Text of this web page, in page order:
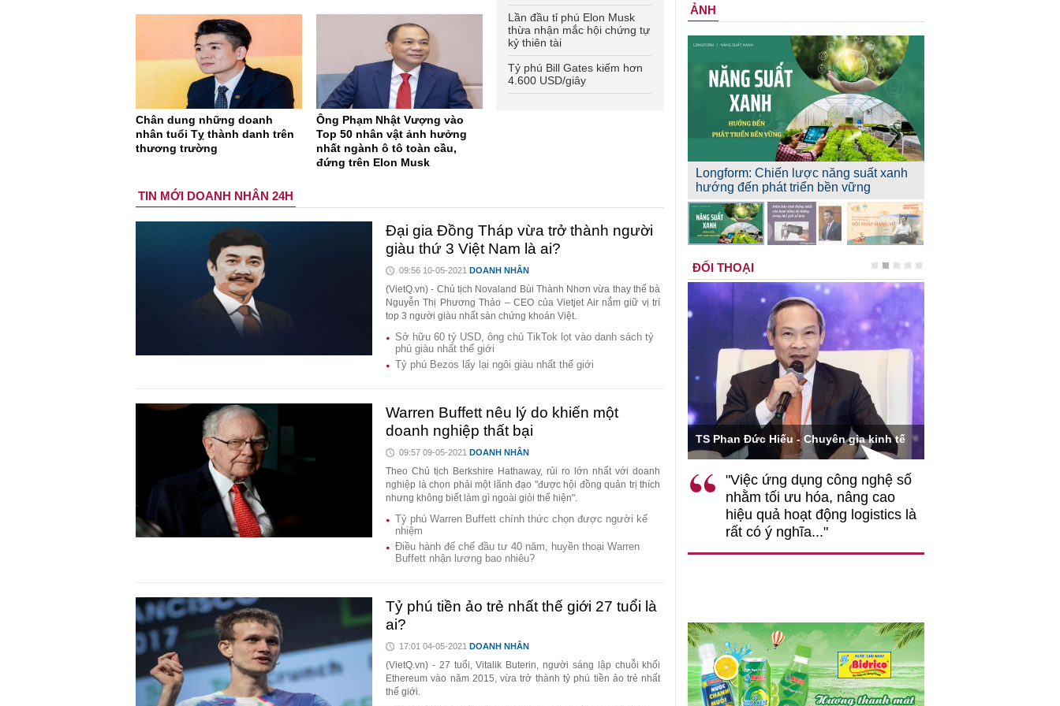
Lần đầu tỉ phú Elon Musk
thừa nhận mắc hội chứng tự
kỷ thiên tài
Tỷ phú Bill Gates kiếm hơn
4.600 USD/giây
Chân dung những doanh
nhân tuổi Tỵ thành danh trên
thương trường
Ông Phạm Nhật Vượng vào
Top 50 nhân vật ảnh hưởng
nhất ngành ô tô toàn cầu,
đứng trên Elon Musk
TIN MỚI DOANH NHÂN 24H
Đại gia Đồng Tháp vừa trở thành người
giàu thứ 3 Việt Nam là ai?
09:56 10-05-2021 DOANH NHÂN
(VietQ.vn) - Chủ tịch Novaland Bùi Thành Nhơn vừa thay thế bà
Nguyễn Thị Phương Thảo – CEO của Vietjet Air nắm giữ vị trí
top 3 người giàu nhất sàn chứng khoán Việt.
Sở hữu 60 tỷ USD, ông chủ TikTok lọt vào danh sách tỷ
phú giàu nhất thế giới
Tỷ phú Bezos lấy lại ngôi giàu nhất thế giới
Warren Buffett nêu lý do khiến một
doanh nghiệp thất bại
09:57 09-05-2021 DOANH NHÂN
Theo Chủ tịch Berkshire Hathaway, rủi ro lớn nhất với doanh
nghiệp là chọn phải một lãnh đạo "được hội đồng quản trị thích
nhưng không biết làm gì ngoài giỏi thể hiện".
Tỷ phú Warren Buffett chính thức chọn được người kế
nhiệm
Điều hành đế chế đầu tư 40 năm, huyền thoại Warren
Buffett nhận lương bao nhiêu?
Tỷ phú tiền ảo trẻ nhất thế giới 27 tuổi là
ai?
17:01 04-05-2021 DOANH NHÂN
(VietQ.vn) - 27 tuổi, Vitalik Buterin, người sáng lập chuỗi khối
Ethereum vào năm 2015, vừa trở thành tỷ phú tiền ảo trẻ nhất
thế giới.
ẢNH
Longform: Chiến lược năng suất xanh
hướng đến phát triển bền vững
ĐỐI THOẠI
TS. Nguyễn Đức Độ - Phó Viện trưởng
Viện Kinh tế Tài chính
"Có rất nhiều việc phải làm
ngay từ bây giờ và trên thực tế
đang được tiến hành như tăng
đầu tư cho khoa học công
nghệ; ban hành các cơ chế
khuyến khích đổi mới sáng tạo,
Việc sử dụng hiệu quả chính
sách tài khóa không chỉ mang ý
nghĩa hỗ trợ ngắn hạn mà còn
tăng trưởng bền vững dài hạn.
TS Phan Đức Hiếu - Chuyên gia kinh tế
"Việc ứng dụng công nghệ số
nhằm tối ưu hóa, nâng cao
hiệu quả hoạt động logistics là
rất có ý nghĩa..."
Ông Hoàng Quang Phòng -
VCCI